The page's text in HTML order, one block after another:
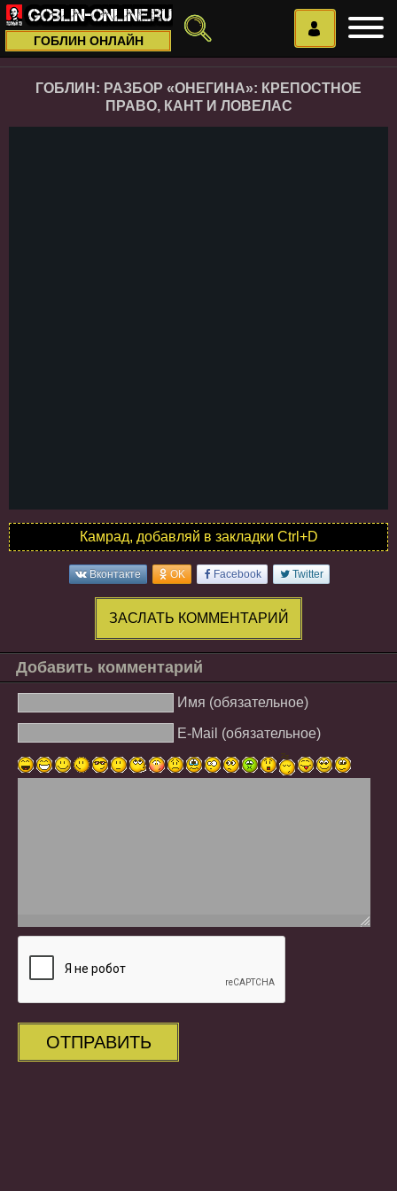
ГОБЛИН ОНЛАЙН
ГОБЛИН: РАЗБОР «ОНЕГИНА»: КРЕПОСТНОЕ
ПРАВО, КАНТ И ЛОВЕЛАС
Камрад, добавляй в закладки Ctrl+D
Вконтакте OK Facebook Twitter
ЗАСЛАТЬ КОММЕНТАРИЙ
Добавить комментарий
Имя (обязательное)
E-Mail (обязательное)
ОТПРАВИТЬ